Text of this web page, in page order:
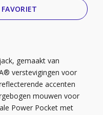
gemaakt van
verstevigingen voor
accenten
mouwen voor
Power Pocket met